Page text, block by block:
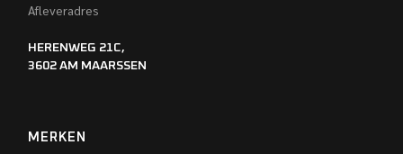
Afleveradres
HERENWEG 21C,
3602 AM MAARSSEN
MERKEN